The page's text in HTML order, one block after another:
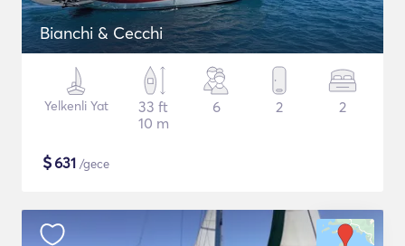
Bianchi & Cecchi
Yelkenli Yat
33 ft
10 m
6 2 2
$631 /gece